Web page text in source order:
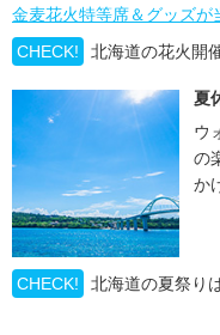
金麦花火特等席＆グッズが
CHECK!
北海道の花火開
夏
ウ
の
か
CHECK! 北海道の夏祭り